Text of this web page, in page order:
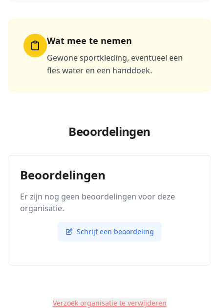
Wat mee te nemen
Gewone sportkleding, eventueel een
fles water en een handdoek.
Beoordelingen
Beoordelingen
Er zijn nog geen beoordelingen voor deze
organisatie.
Schrijf een beoordeling
Verzoek organisatie te verwijderen